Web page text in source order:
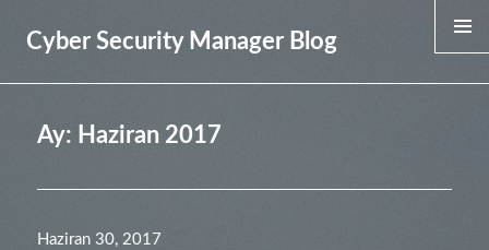
Cyber Security Manager Blog
Ay: Haziran 2017
Yayın
Haziran 30, 2017